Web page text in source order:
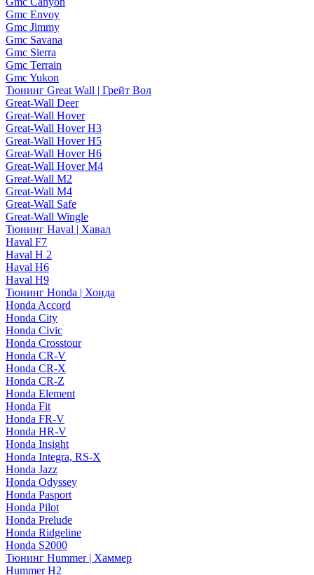
Gmc Envoy
Gmc Jimmy
Gmc Savana
Gmc Sierra
Gmc Terrain
Gmc Yukon
Тюнинг Great Wall | Грейт Вол
Great-Wall Deer
Great-Wall Hover
Great-Wall Hover H3
Great-Wall Hover H5
Great-Wall Hover H6
Great-Wall Hover M4
Great-Wall M2
Great-Wall M4
Great-Wall Safe
Great-Wall Wingle
Тюнинг Haval | Хавал
Haval F7
Haval H 2
Haval H6
Haval H9
Тюнинг Honda | Хонда
Honda Accord
Honda City
Honda Civic
Honda Crosstour
Honda CR-V
Honda CR-X
Honda CR-Z
Honda Element
Honda Fit
Honda FR-V
Honda HR-V
Honda Insight
Honda Integra, RS-X
Honda Jazz
Honda Odyssey
Honda Pasport
Honda Pilot
Honda Prelude
Honda Ridgeline
Honda S2000
Тюнинг Hummer | Хаммер
Hummer H2